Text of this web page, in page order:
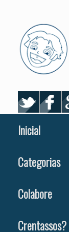
Inicial
Categorias
Colabore
Crentassos?